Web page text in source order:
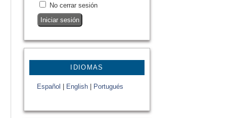
No cerrar sesión
IDIOMAS
Español English Portugués